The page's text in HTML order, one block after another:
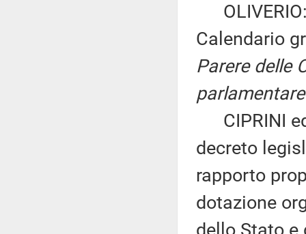
Calendario
Parere delle
CIPRINI
decreto
rapporto
dotazione